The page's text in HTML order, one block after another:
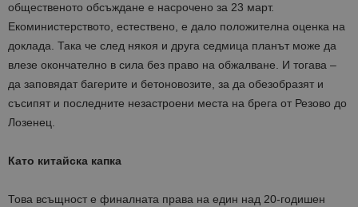
общественото обсъждане е насрочено за 23 март.
Екоминистерството, естествено, е дало положителна оценка на
доклада. Така че след някоя и друга седмица планът може да
влезе окончателно в сила без право на обжалване. И тогава –
да заповядат багерите и бетоновозите, за да обезобразят и
съсипят и последните незастроени места на брега от Резово до
Лозенец.
Като китайска капка
Това всъщност е финалната права на един над 20-годишен